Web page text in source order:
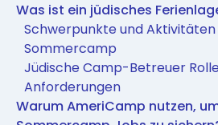
Was ist ein jüdisches
Schwerpunkte und
Sommercamp
Jüdische Camp-Betreuer
Anforderungen
Warum AmeriCamp nutzen,